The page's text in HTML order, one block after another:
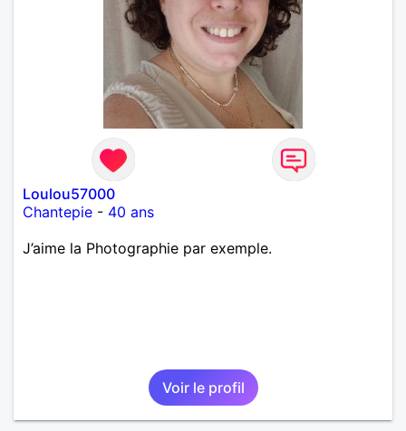
Loulou57000
Chantepie - 40 ans
J’aime la Photographie par exemple.
Voir le profil